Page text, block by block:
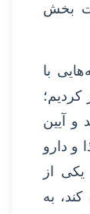
بخش
با
۲ جلسه هم در اسفند ماه ۱۴۰۳ برگزار کردیم؛
و آیین
غذا و دارو
از
به